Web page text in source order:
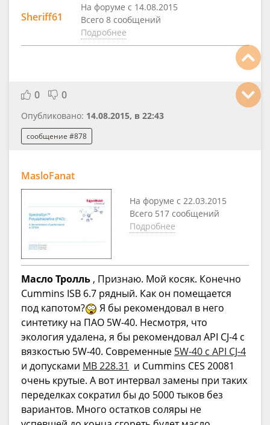
Sheriff61
На форуме с 14.08.2015
Всего 8 сообщений
Подробнее
0 0
Опубликовано: 14.08.2015, в 22:43
сообщение #878
MasloFanat
На форуме с 22.03.2015
Всего 517 сообщений
Подробнее
Масло Тролль , Признаю. Мой косяк. Конечно
Cummins ISB 6.7 рядный. Как он помещается
под капотом?
Я бы рекомендовал в него
синтетику на ПАО 5W-40. Несмотря, что
экология удалена, я бы рекомендовал API CJ-4 с
вязкостью 5W-40. Современные 5W-40 c API CJ-4
и допусками MB 228.31 и Cummins CES 20081
очень крутые. А вот интервал замены при таких
переделках сократил бы до 5000 тыков без
вариантов. Много остатков соляры не